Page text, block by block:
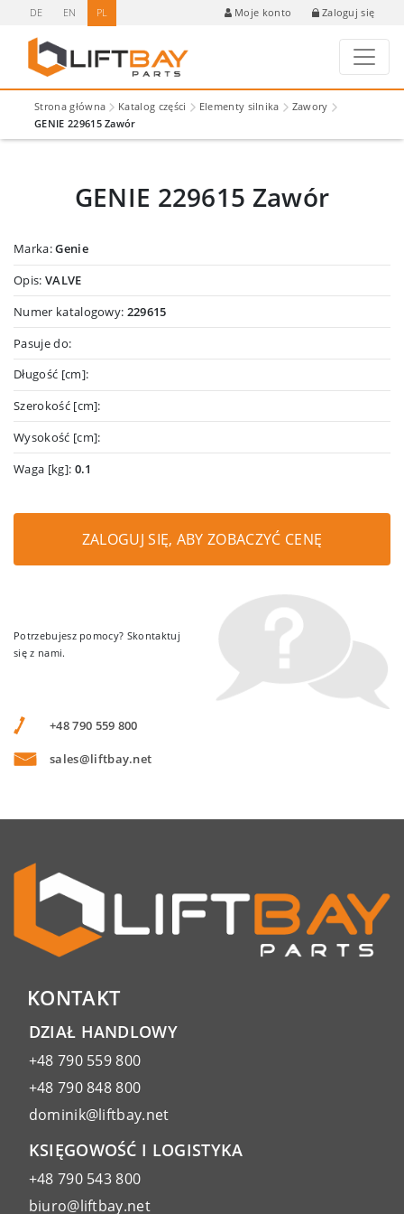
DE EN PL Moje konto Zaloguj się
Strona główna Katalog części Elementy silnika
Zawory
GENIE 229615 Zawór
GENIE 229615 Zawór
Marka:Genie
Opis: VALVE
Numer katalogowy: 229615
Pasuje do:
Długość [cm]:
Szerokość [cm]:
Wysokość [cm]:
Waga [kg]: 0.1
ZALOGUJ SIĘ, ABY ZOBACZYĆ CENĘ
Potrzebujesz pomocy? Skontaktuj
się z nami.
+48 790 559 800
sales@liftbay.net
KONTAKT
DZIAŁ HANDLOWY
+48 790 559 800
+48 790 848 800
dominik@liftbay.net
KSIĘGOWOŚĆ I LOGISTYKA
+48 790 543 800
biuro@liftbay.net